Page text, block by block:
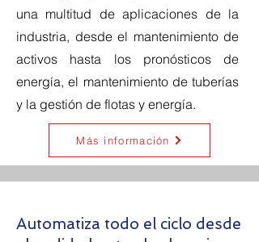
una multitud de aplicaciones de la
industria, desde el mantenimiento de
activos hasta los pronósticos de
energía, el mantenimiento de tuberías
y la gestión de flotas y energía.
Más información
Automatiza todo el ciclo desde